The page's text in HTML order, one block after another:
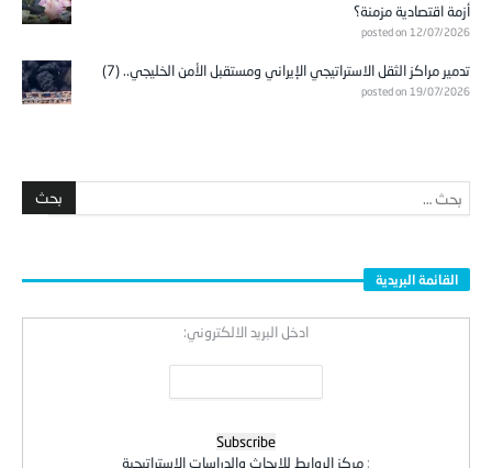
أزمة اقتصادية مزمنة؟
posted on 12/07/2026
تدمير مراكز الثقل الاستراتيجي الإيراني ومستقبل الأمن الخليجي.. (7)
posted on 19/07/2026
القائمة البريدية
ادخل البريد الالكتروني:
: مركز الروابط للابحاث والدراسات الاستراتيجية